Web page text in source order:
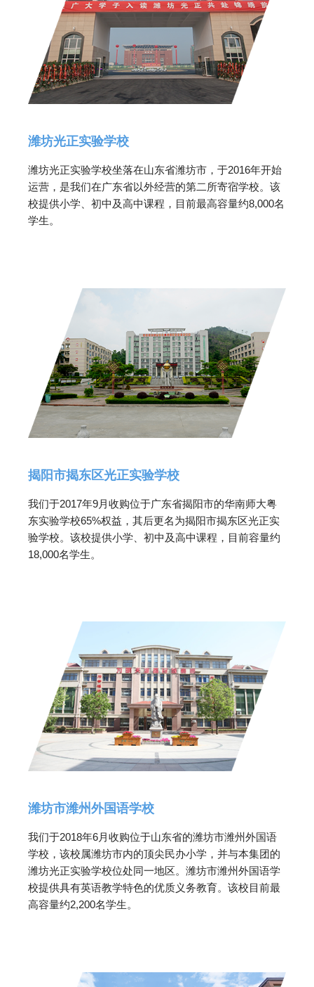
潍坊光正实验学校
潍坊光正实验学校坐落在山东省潍坊市，于2016年开始
运营，是我们在广东省以外经营的第二所寄宿学校。该
校提供小学、初中及高中课程，目前最高容量约8,000名
学生。
揭阳市揭东区光正实验学校
我们于2017年9月收购位于广东省揭阳市的华南师大粤
东实验学校65%权益，其后更名为揭阳市揭东区光正实
验学校。该校提供小学、初中及高中课程，目前容量约
18,000名学生。
潍坊市潍州外国语学校
我们于2018年6月收购位于山东省的潍坊市潍州外国语
学校，该校属潍坊市内的顶尖民办小学，并与本集团的
潍坊光正实验学校位处同一地区。潍坊市潍州外国语学
校提供具有英语教学特色的优质义务教育。该校目前最
高容量约2,200名学生。